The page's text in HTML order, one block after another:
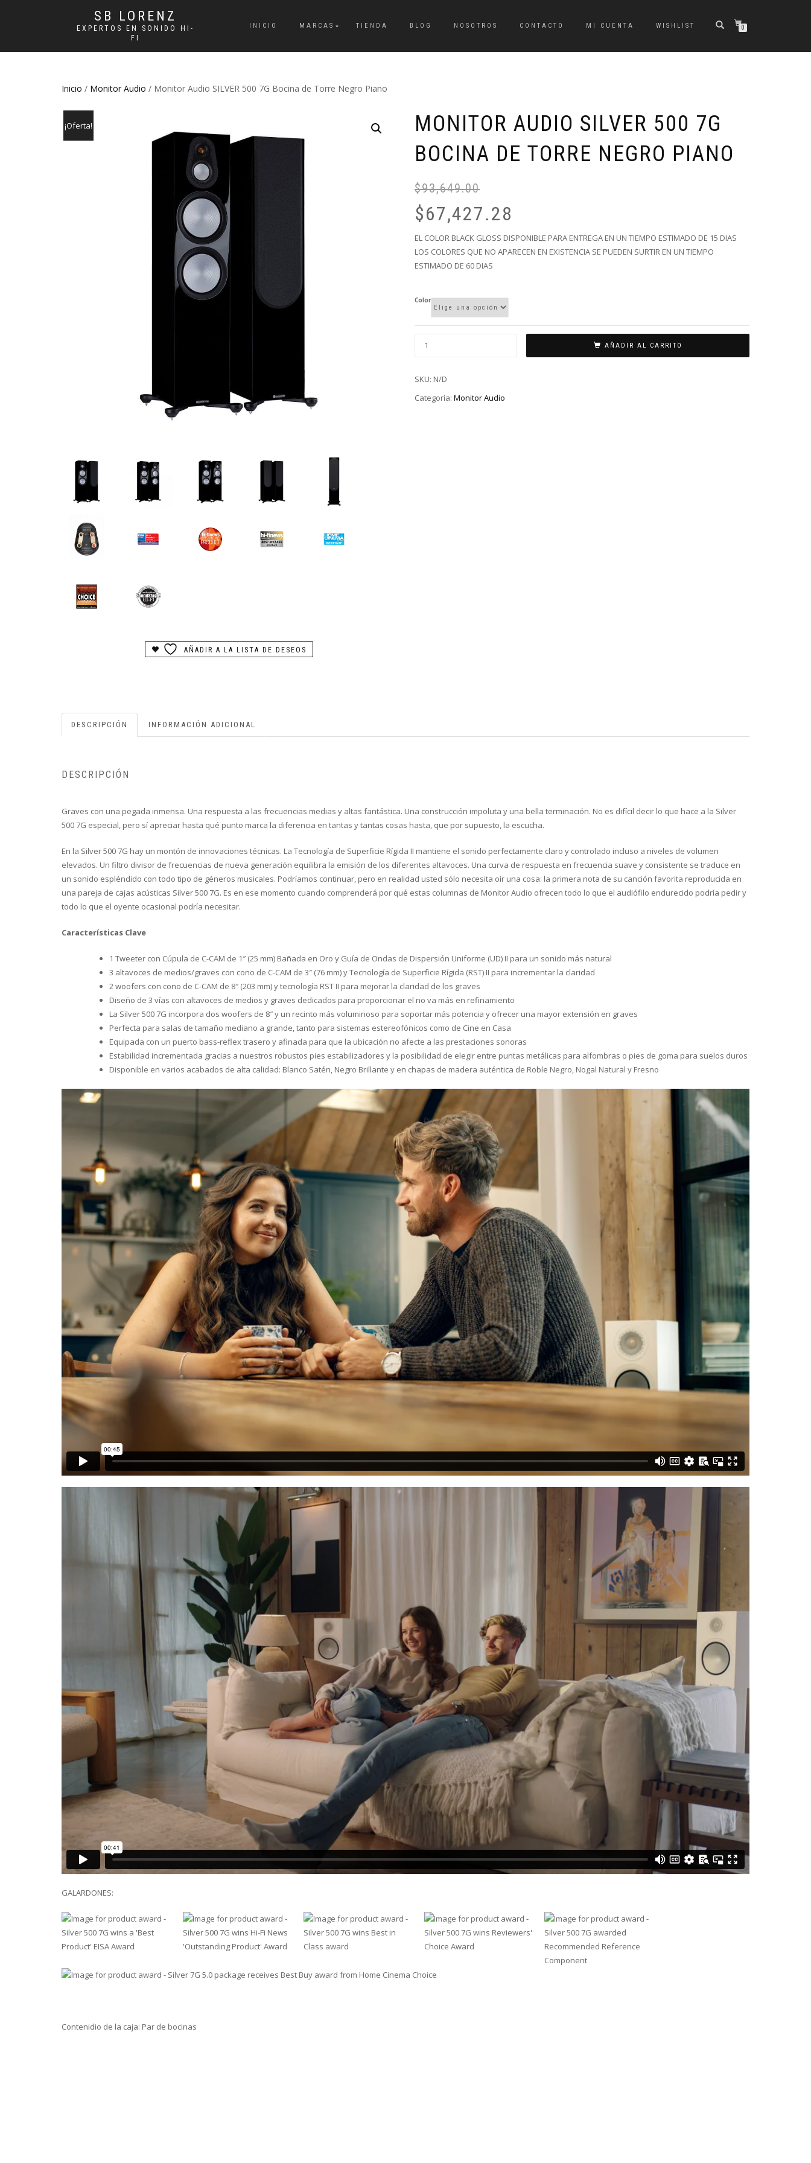
SB LORENZ
EXPERTOS EN SONIDO HI-
FI
INICIO MARCAS TIENDA BLOG NOSOTROS CONTACTO MI CUENTA WISHLIST 0
Inicio / Monitor Audio / Monitor Audio SILVER 500 7G Bocina de Torre Negro Piano
¡Oferta!
AÑADIR A LA LISTA DE DESEOS
MONITOR AUDIO SILVER 500 7G
BOCINA DE TORRE NEGRO PIANO
$93,649.00
$67,427.28
EL COLOR BLACK GLOSS DISPONIBLE PARA ENTREGA EN UN TIEMPO ESTIMADO DE 15 DIAS
LOS COLORES QUE NO APARECEN EN EXISTENCIA SE PUEDEN SURTIR EN UN TIEMPO
ESTIMADO DE 60 DIAS
Color
AÑADIR AL CARRITO
SKU: N/D
Categoría: Monitor Audio
DESCRIPCIÓN INFORMACIÓN ADICIONAL
DESCRIPCIÓN
Graves con una pegada inmensa. Una respuesta a las frecuencias medias y altas fantástica. Una construcción impoluta y una bella terminación. No es difícil decir lo que hace a la Silver
500 7G especial, pero sí apreciar hasta qué punto marca la diferencia en tantas y tantas cosas hasta, que por supuesto, la escucha.
En la Silver 500 7G hay un montón de innovaciones técnicas. La Tecnología de Superficie Rígida II mantiene el sonido perfectamente claro y controlado incluso a niveles de volumen
elevados. Un filtro divisor de frecuencias de nueva generación equilibra la emisión de los diferentes altavoces. Una curva de respuesta en frecuencia suave y consistente se traduce en
un sonido espléndido con todo tipo de géneros musicales. Podríamos continuar, pero en realidad usted sólo necesita oír una cosa: la primera nota de su canción favorita reproducida en
una pareja de cajas acústicas Silver 500 7G. Es en ese momento cuando comprenderá por qué estas columnas de Monitor Audio ofrecen todo lo que el audiófilo endurecido podría pedir y
todo lo que el oyente ocasional podría necesitar.
Características Clave
1 Tweeter con Cúpula de C-CAM de 1″ (25 mm) Bañada en Oro y Guía de Ondas de Dispersión Uniforme (UD) II para un sonido más natural
3 altavoces de medios/graves con cono de C-CAM de 3″ (76 mm) y Tecnología de Superficie Rígida (RST) II para incrementar la claridad
2 woofers con cono de C-CAM de 8″ (203 mm) y tecnología RST II para mejorar la claridad de los graves
Diseño de 3 vías con altavoces de medios y graves dedicados para proporcionar el no va más en refinamiento
La Silver 500 7G incorpora dos woofers de 8″ y un recinto más voluminoso para soportar más potencia y ofrecer una mayor extensión en graves
Perfecta para salas de tamaño mediano a grande, tanto para sistemas estereofónicos como de Cine en Casa
Equipada con un puerto bass-reflex trasero y afinada para que la ubicación no afecte a las prestaciones sonoras
Estabilidad incrementada gracias a nuestros robustos pies estabilizadores y la posibilidad de elegir entre puntas metálicas para alfombras o pies de goma para suelos duros
Disponible en varios acabados de alta calidad: Blanco Satén, Negro Brillante y en chapas de madera auténtica de Roble Negro, Nogal Natural y Fresno
GALARDONES:
Contenidio de la caja: Par de bocinas